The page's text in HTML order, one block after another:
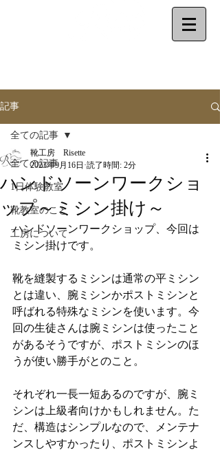
記事
全ての記事
1日体験教室
靴教室のこと
工房について
全ての記事
ハンドソーンワークショ
ップ～ミシン掛け～
靴工房 Risette
2023年9月16日 読了時間: 2分
ハンドソーンワークショップ、今回は
ミシン掛けです。
靴を縫製するミシンは通常の平ミシン
とは違い、腕ミシンかポストミシンと
呼ばれる特殊なミシンを使います。今
回の生徒さんは腕ミシンは使ったこと
があるそうですが、ポストミシンのほ
うが使い勝手がとのこと。
それぞれ一長一短あるのですが、腕ミ
シンは上級者向けかもしれません。た
だ、構造はシンプルなので、メンテナ
ンスしやすかったり、ポストミシンよ